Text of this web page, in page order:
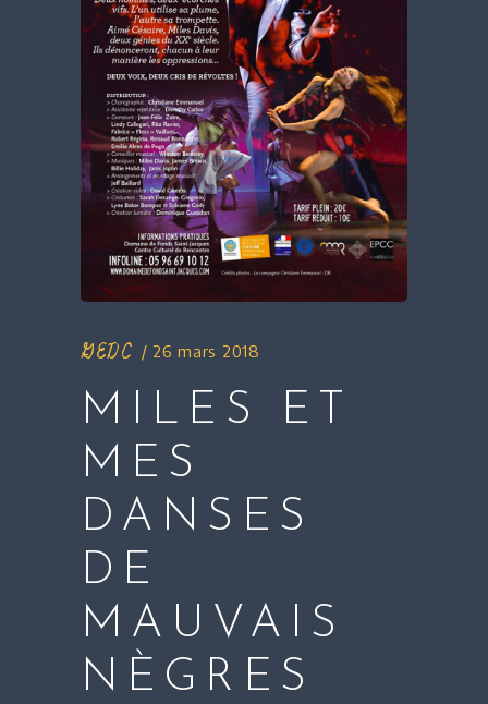
GEDC 26 mars 2018
MILES ET
MES
DANSES
DE
MAUVAIS
NÈGRES